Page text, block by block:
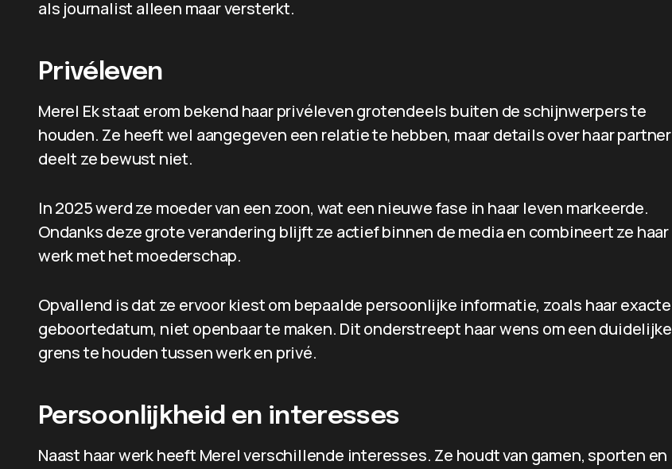
als journalist alleen maar versterkt.
Privéleven
Merel Ek staat erom bekend haar privéleven grotendeels buiten de schijnwerpers te
houden. Ze heeft wel aangegeven een relatie te hebben, maar details over haar partner
deelt ze bewust niet.
In 2025 werd ze moeder van een zoon, wat een nieuwe fase in haar leven markeerde.
Ondanks deze grote verandering blijft ze actief binnen de media en combineert ze haar
werk met het moederschap.
Opvallend is dat ze ervoor kiest om bepaalde persoonlijke informatie, zoals haar exacte
geboortedatum, niet openbaar te maken. Dit onderstreept haar wens om een duidelijke
grens te houden tussen werk en privé.
Persoonlijkheid en interesses
Naast haar werk heeft Merel verschillende interesses. Ze houdt van gamen, sporten en